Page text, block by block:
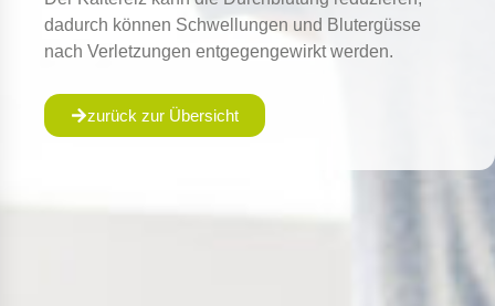
dadurch können Schwellungen und Blutergüsse
nach Verletzungen entgegengewirkt werden.
zurück zur Übersicht